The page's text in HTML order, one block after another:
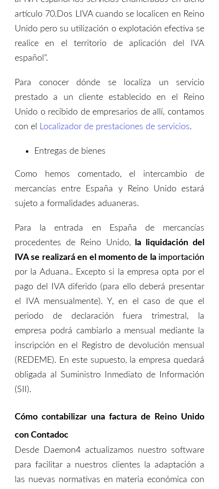
artículo 70.Dos LIVA cuando se localicen en Reino
Unido pero su utilización o explotación efectiva se
realice en el territorio de aplicación del IVA
español”.
Para conocer dónde se localiza un servicio
prestado a un cliente establecido en el Reino
Unido o recibido de empresarios de allí, contamos
con el
Localizador de prestaciones de servicios.
Entregas de bienes
Como hemos comentado, el intercambio de
mercancías entre España y Reino Unido estará
sujeto a formalidades aduaneras.
Para la entrada en España de mercancías
procedentes de Reino Unido, la liquidación del
IVAse realizaráen el momento de la importación
por la Aduana.. Excepto si la empresa opta por el
pago del IVA diferido (para ello deberá presentar
el IVA mensualmente). Y, en el caso de que el
periodo de declaración fuera trimestral,
la
empresa podrá cambiarlo a mensual mediante la
inscripción en el Registro de devolución mensual
(REDEME). En este supuesto, la empresa quedará
obligada al Suministro Inmediato de Información
(SII).
Cómo contabilizar una factura de Reino Unido
con Contadoc
Desde Daemon4 actualizamos nuestro software
para facilitar a nuestros clientes la adaptación a
las nuevas normativas en materia económica con